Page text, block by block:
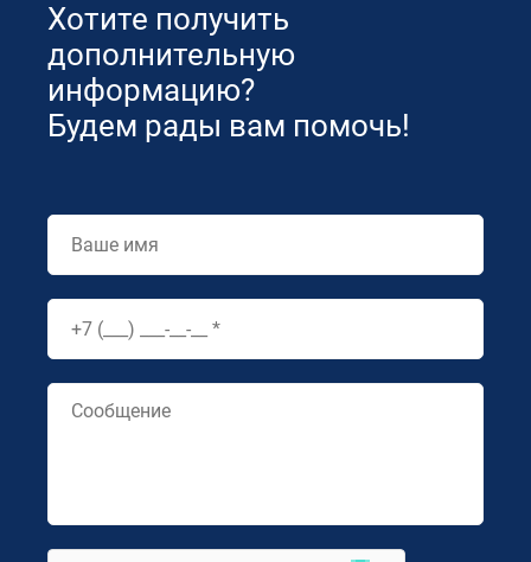
Хотите получить
дополнительную
информацию?
Будем рады вам помочь!